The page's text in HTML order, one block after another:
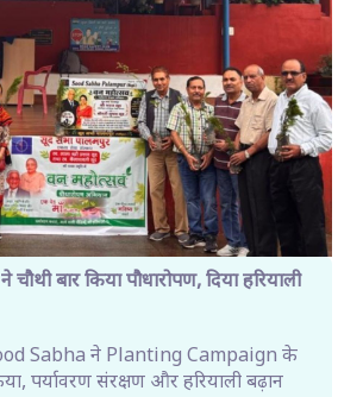
बार किया पौधारोपण, दिया हरियाली
Sabha ने Planting Campaign के
पर्यावरण संरक्षण और हरियाली बढ़ान